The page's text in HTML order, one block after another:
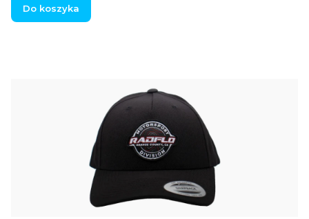
Do koszyka